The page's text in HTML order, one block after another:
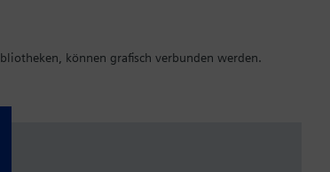
können grafisch verbunden werden.
werden. Die maximale Anzahl von Ein-/Ausgängen